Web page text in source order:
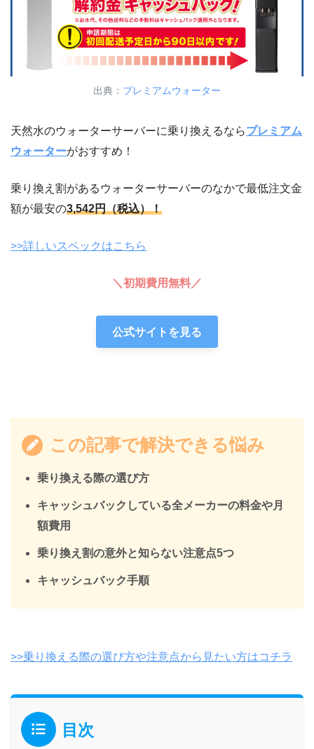
出典： プレミアムウォーター
天然水のウォーターサーバーに乗り換えるならプレミアム
ウォーターがおすすめ！
乗り換え割があるウォーターサーバーのなかで最低注文金
額が最安の3,542円（税込）！
>>詳しいスペックはこちら
＼初期費用無料／
公式サイトを見る
この記事で解決できる悩み
乗り換える際の選び方
キャッシュバックしている全メーカーの料金や月
額費用
乗り換え割の意外と知らない注意点5つ
キャッシュバック手順
>>乗り換える際の選び方や注意点から見たい方はコチラ
目次